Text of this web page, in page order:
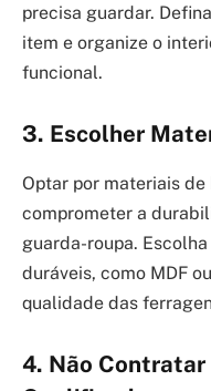
precisa guardar.
item e organize o
funcional.
3. Escolher
Optar por materiais
comprometer a
guarda-roupa.
duráveis, como MDF
qualidade das
4. Não